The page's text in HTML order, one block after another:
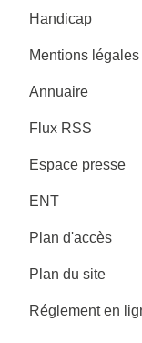
Handicap
Mentions légales
Annuaire
Flux RSS
Espace presse
ENT
Plan d'accès
Plan du site
Réglement en